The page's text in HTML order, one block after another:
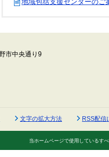
地域包括支援センターのご
文字の拡大方法 RSS配信
当ホームページで使用しているす